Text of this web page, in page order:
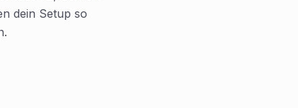
dein Setup so